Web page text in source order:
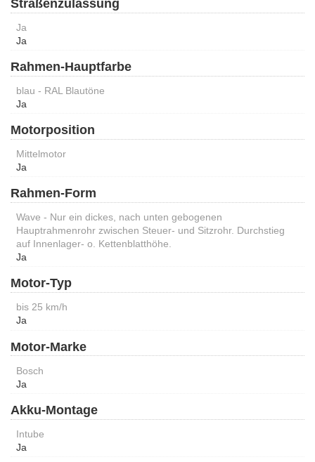
Straßenzulassung
Ja
Ja
Rahmen-Hauptfarbe
blau - RAL Blautöne
Ja
Motorposition
Mittelmotor
Ja
Rahmen-Form
Wave - Nur ein dickes, nach unten gebogenen
Hauptrahmenrohr zwischen Steuer- und Sitzrohr. Durchstieg
auf Innenlager- o. Kettenblatthöhe.
Ja
Motor-Typ
bis 25 km/h
Ja
Motor-Marke
Bosch
Ja
Akku-Montage
Intube
Ja